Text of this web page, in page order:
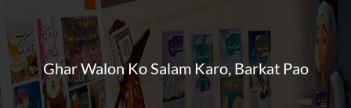
Ghar Walon Ko Salam Karo, Barkat Pao